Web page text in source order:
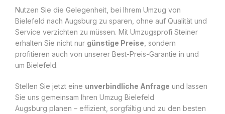
Nutzen Sie die Gelegenheit, bei Ihrem Umzug von
Bielefeld nach Augsburg zu sparen, ohne auf Qualität und
Service verzichten zu müssen. Mit Umzugsprofi Steiner
erhalten Sie nicht nur günstige Preise , sondern
profitieren auch von unserer Best-Preis-Garantie in und
um Bielefeld.
Stellen Sie jetzt eine unverbindliche Anfrage und lassen
Sie uns gemeinsam Ihren Umzug Bielefeld
Augsburg planen – effizient, sorgfältig und zu den besten